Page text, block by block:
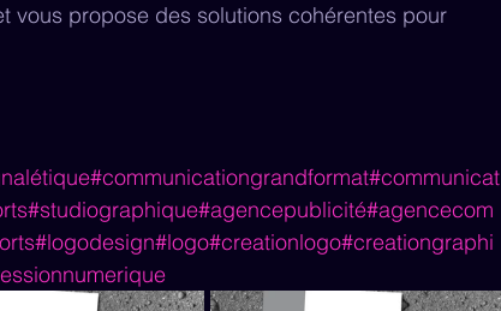
vous propose des solutions cohérentes pour
#communicationgrandformat#communicat
#studiographique#agencepublicité#agencecom
#logodesign#logo#creationlogo#creationgraphi